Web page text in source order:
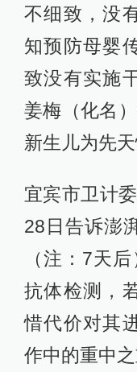
不细致，没
知预防母婴
致没有实施
姜梅（化名
新生儿为先
宜宾市卫计
28日告诉澎
（注：7天
抗体检测，
惜代价对其
作中的重中之